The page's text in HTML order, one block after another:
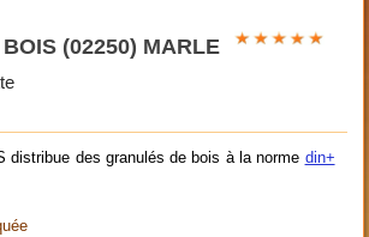
(02250) MARLE
distribue des granulés de bois à la norme din+